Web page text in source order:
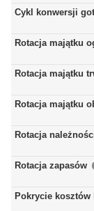
Cykl konwersji
Rotacja majątku
Rotacja majątku
Rotacja majątku
Rotacja
Rotacja zapasów
Pokrycie kosztów